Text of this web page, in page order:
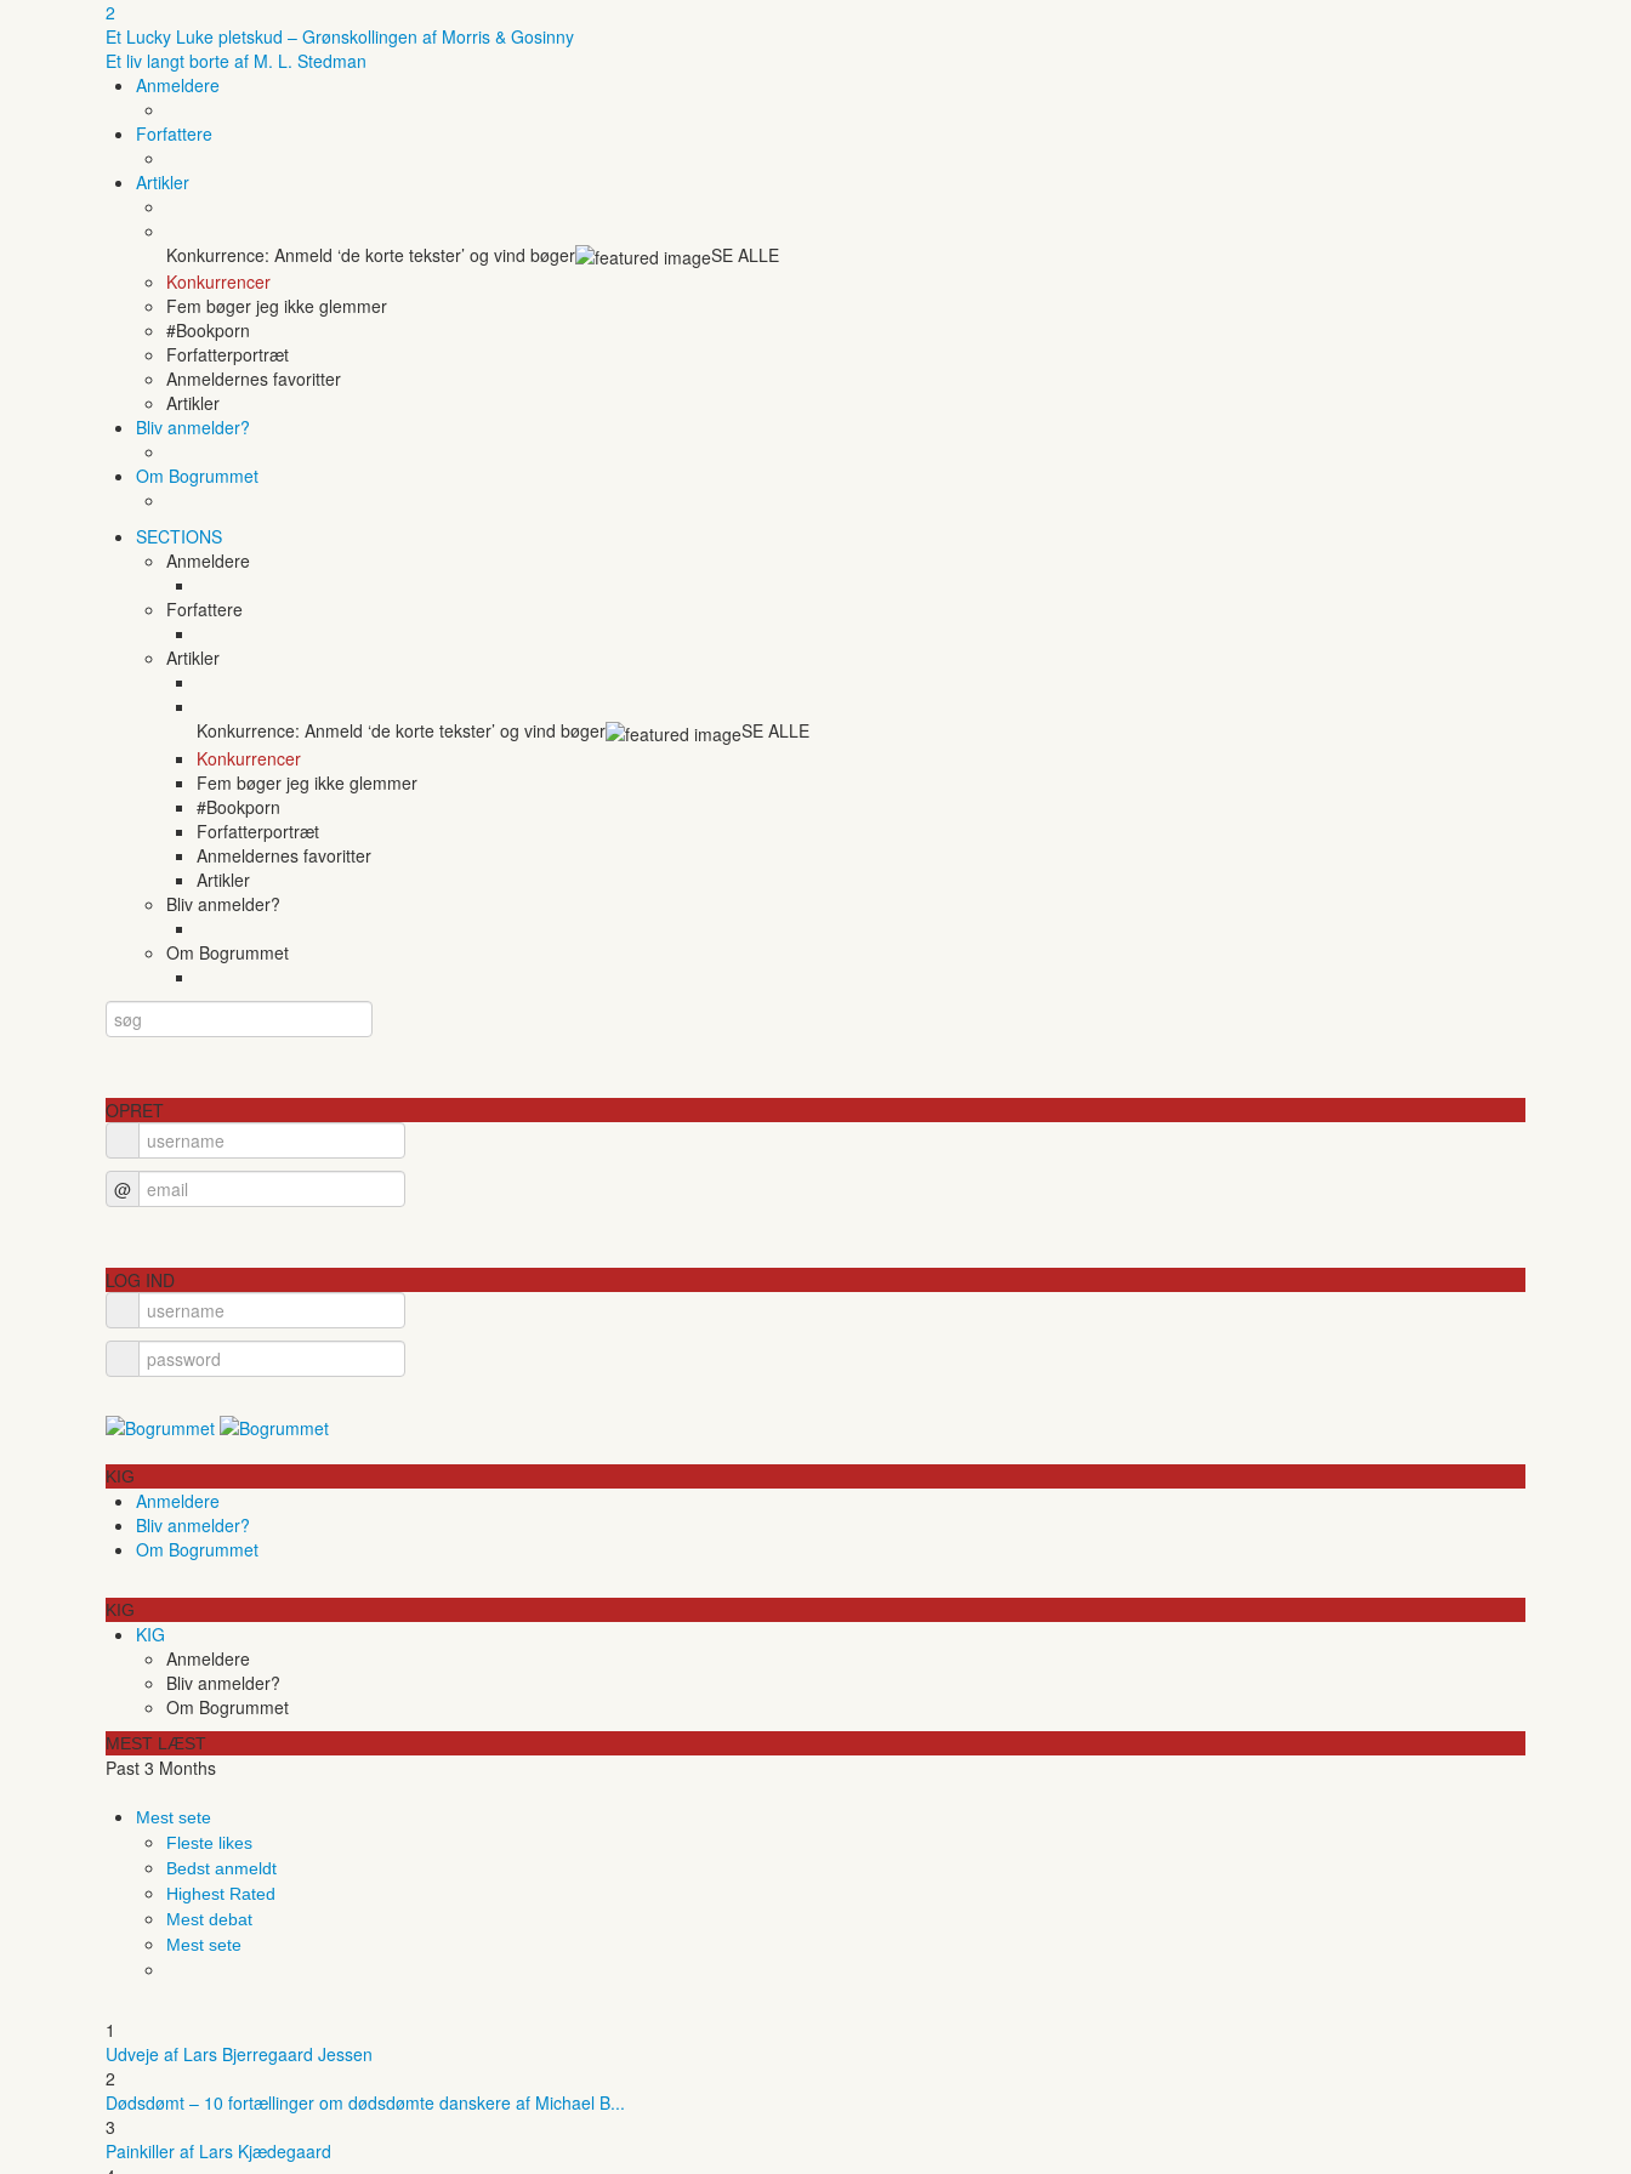
2
Et Lucky Luke pletskud – Grønskollingen af Morris & Gosinny
Et liv langt borte af M. L. Stedman
Anmeldere
Forfattere
Artikler
Konkurrence: Anmeld ‘de korte tekster’ og vind bøger
SE ALLE
Konkurrencer
Fem bøger jeg ikke glemmer
#Bookporn
Forfatterportræt
Anmeldernes favoritter
Artikler
Bliv anmelder?
Om Bogrummet
SECTIONS
Anmeldere
Forfattere
Artikler
Konkurrence: Anmeld ‘de korte tekster’ og vind bøger
SE ALLE
Konkurrencer
Fem bøger jeg ikke glemmer
#Bookporn
Forfatterportræt
Anmeldernes favoritter
Artikler
Bliv anmelder?
Om Bogrummet
OPRET
@
LOG IND
KIG
Anmeldere
Bliv anmelder?
Om Bogrummet
KIG
KIG
Anmeldere
Bliv anmelder?
Om Bogrummet
MEST LÆST
Past 3 Months
Mest sete
Fleste likes
Bedst anmeldt
Highest Rated
Mest debat
Mest sete
1
Udveje af Lars Bjerregaard Jessen
2
Dødsdømt – 10 fortællinger om dødsdømte danskere af Michael B...
3
Painkiller af Lars Kjædegaard